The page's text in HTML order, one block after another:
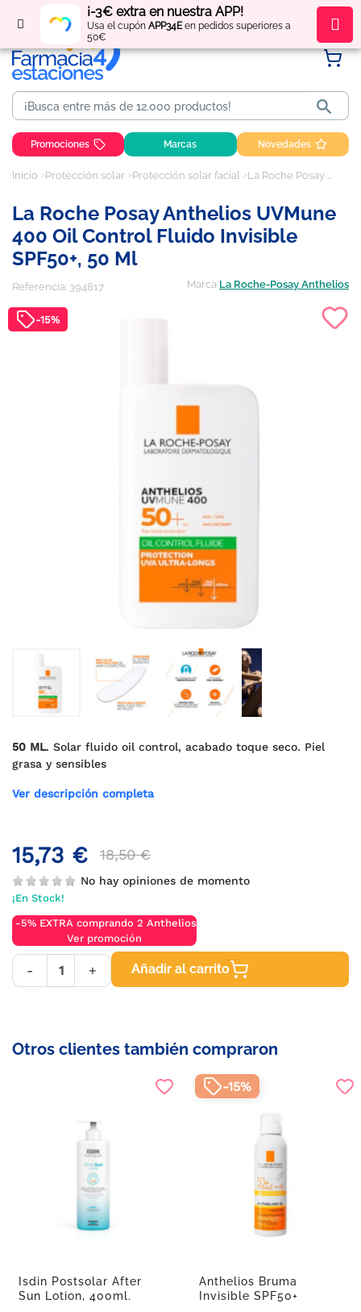
¡-3€ extra en nuestra APP!
Usa el cupón APP34Een pedidos superiores a
50€
Regístratey obténpuntos por tus compras

Promociones Marcas Novedades
Inicio Protección solar Protección solar facial La Roche Posay Anthelios UVMune 400 Oil control Fluido Invisible SPF50+, 50 ml
La Roche Posay Anthelios UVMune
400 Oil Control Fluido Invisible
SPF50+, 50 Ml
Referencia: 394817 Marca La Roche-Posay Anthelios
-15%
50 ML. Solar fluido oil control, acabado toque seco. Piel
grasa y sensibles
Ver descripción completa
15,73 € 18,50 €
No hay opiniones de momento
¡En Stock!
-5% EXTRA comprando 2 Anthelios
Ver promoción
- + Añadir al carrito
Otros clientes también compraron
Isdin Postsolar After
Sun Lotion, 400ml.
Anthelios Bruma
Invisible SPF50+
-15%